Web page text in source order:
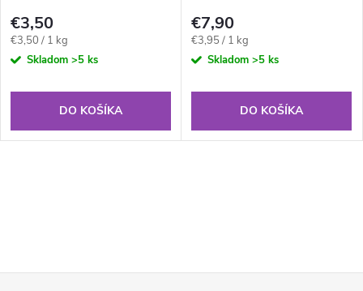
€3,50
Jednotková
cena:
€3,50 / 1 kg
Skladom >5 ks
DO KOŠÍKA
€7,90
Jednotková
cena:
€3,95 / 1 kg
Skladom >5 ks
DO KOŠÍKA